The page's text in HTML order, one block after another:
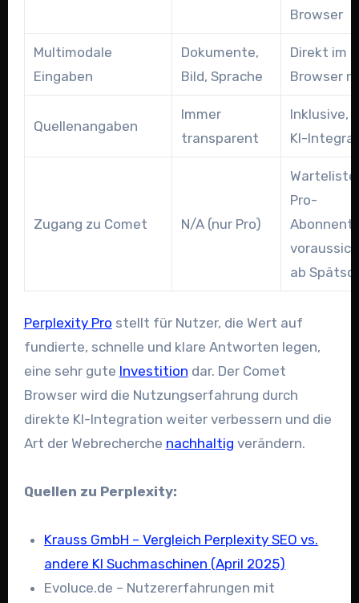
Browser
Multimodale
Eingaben
Dokumente,
Bild, Sprache
Direkt im
Browser
Quellenangaben
Immer
transparent
Inklusive,
KI-
Zugang zu Comet N/A (nur Pro)
Pro-
ab
Perplexity Pro stellt für Nutzer, die Wert auf
fundierte, schnelle und klare Antworten legen,
eine sehr gute Investition dar. Der Comet
Browser wird die Nutzungserfahrung durch
direkte KI-Integration weiter verbessern und die
Art der Webrecherche nachhaltig verändern.
Quellen zu Perplexity:
Krauss GmbH – Vergleich Perplexity SEO vs.
andere KI Suchmaschinen (April 2025)
Evoluce.de – Nutzererfahrungen mit